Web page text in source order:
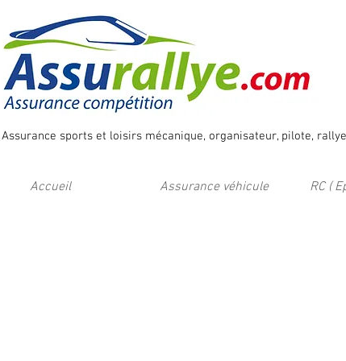
Assurance sports et loisirs mécanique, organisateur, pilote,
Accueil Assurance véhicule RC (